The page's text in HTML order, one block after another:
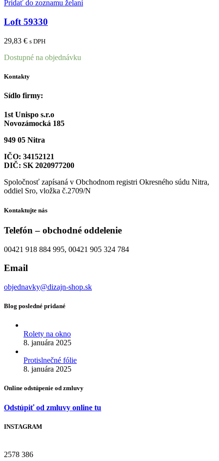
Pridať do zoznamu želaní
Loft 59330
29,83 € s DPH
Dostupné na objednávku
Kontakty
Sídlo firmy:
1st Unispo s.r.o
Novozámocká 185
949 05 Nitra
IČO: 34152121
DIČ: SK 2020977200
Spoločnosť zapísaná v Obchodnom registri Okresného súdu Nitra,
oddiel Sro, vložka č.2709/N
Kontaktujte nás
Telefón – obchodné oddelenie
00421 918 884 995, 00421 905 324 784
Email
objednavky@dizajn-shop.sk
Blog posledné pridané
Rolety na okno
8. januára 2025
Protislnečné fólie
8. januára 2025
Online odstúpenie od zmluvy
Odstúpiť od zmluvy online tu
INSTAGRAM
2578 386